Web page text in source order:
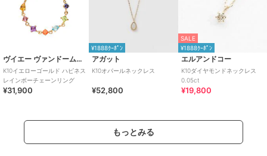
ヴイエー ヴァンドーム青山
K10イエローゴールド ハピネス
レインボーチェーンリング
¥31,900
¥1888ｸｰﾎﾟﾝ
アガット
K10オパールネックレス
¥52,800
SALE
¥1888ｸｰﾎﾟﾝ
エルアンドコー
K10ダイヤモンドネックレス
0.05ct
¥19,800
もっとみる